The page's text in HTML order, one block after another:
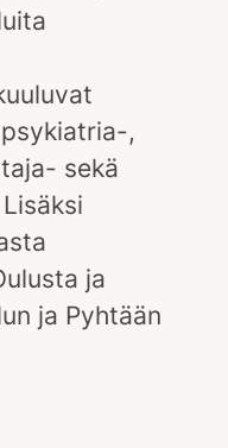
,
sekä
ja
ja Pyhtään